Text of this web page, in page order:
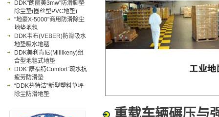
DDK"朗丽美3mw"防滑脚垫
除尘垫(圈丝型PVC地垫)
"地豪X-5000"商用防滑除尘
地垫地毯
DDK韦布(VEBER)防滑吸水
地垫吸水地毯
DDK美利肯尼(Millikeny)组
合型地毯式地垫
DDK“康福特Comfort”疏水抗
疲劳防滑垫
“DDK芬特洁”新型塑料草坪
除尘防滑地垫
重载车辆碾压与